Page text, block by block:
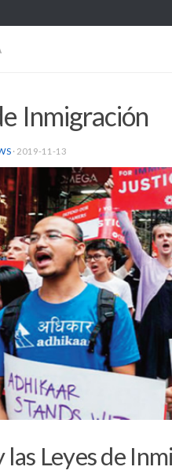
Inmigración
· 2019-11-13
las Leyes de